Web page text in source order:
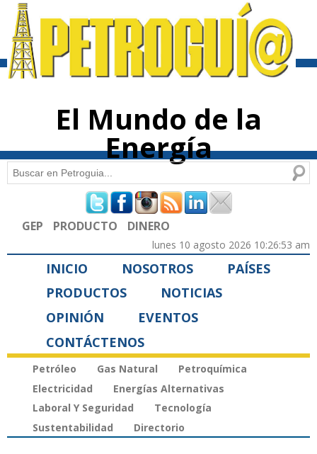
contenido
El Mundo de la
Energía
Formulario de búsqueda
Buscar
GEP PRODUCTO DINERO
lunes 10 agosto 2026 10:26:53 am
INICIO NOSOTROS
PAÍSES
PRODUCTOS
NOTICIAS
OPINIÓN
EVENTOS
CONTÁCTENOS
Petróleo Gas Natural
Petroquímica
Electricidad
Energías Alternativas
Laboral Y Seguridad
Tecnología
Sustentabilidad
Directorio